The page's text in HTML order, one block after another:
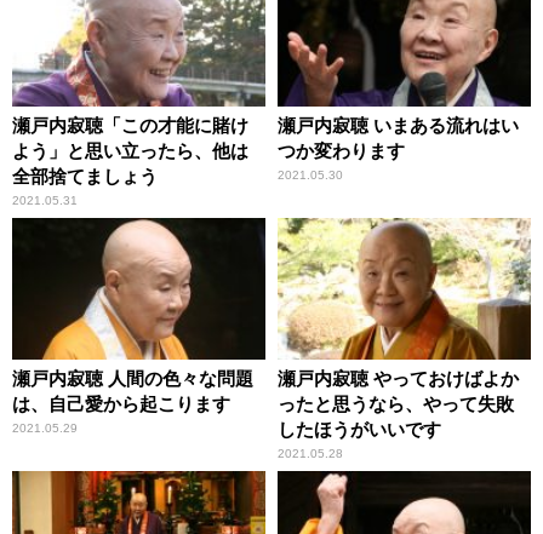
瀬戸内寂聴「この才能に賭け
よう」と思い立ったら、他は
全部捨てましょう
2021.05.31
瀬戸内寂聴 いまある流れはい
つか変わります
2021.05.30
瀬戸内寂聴 人間の色々な問題
は、自己愛から起こります
2021.05.29
瀬戸内寂聴 やっておけばよか
ったと思うなら、やって失敗
したほうがいいです
2021.05.28